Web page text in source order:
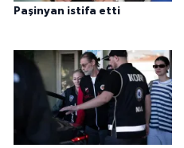
Paşinyan istifa etti